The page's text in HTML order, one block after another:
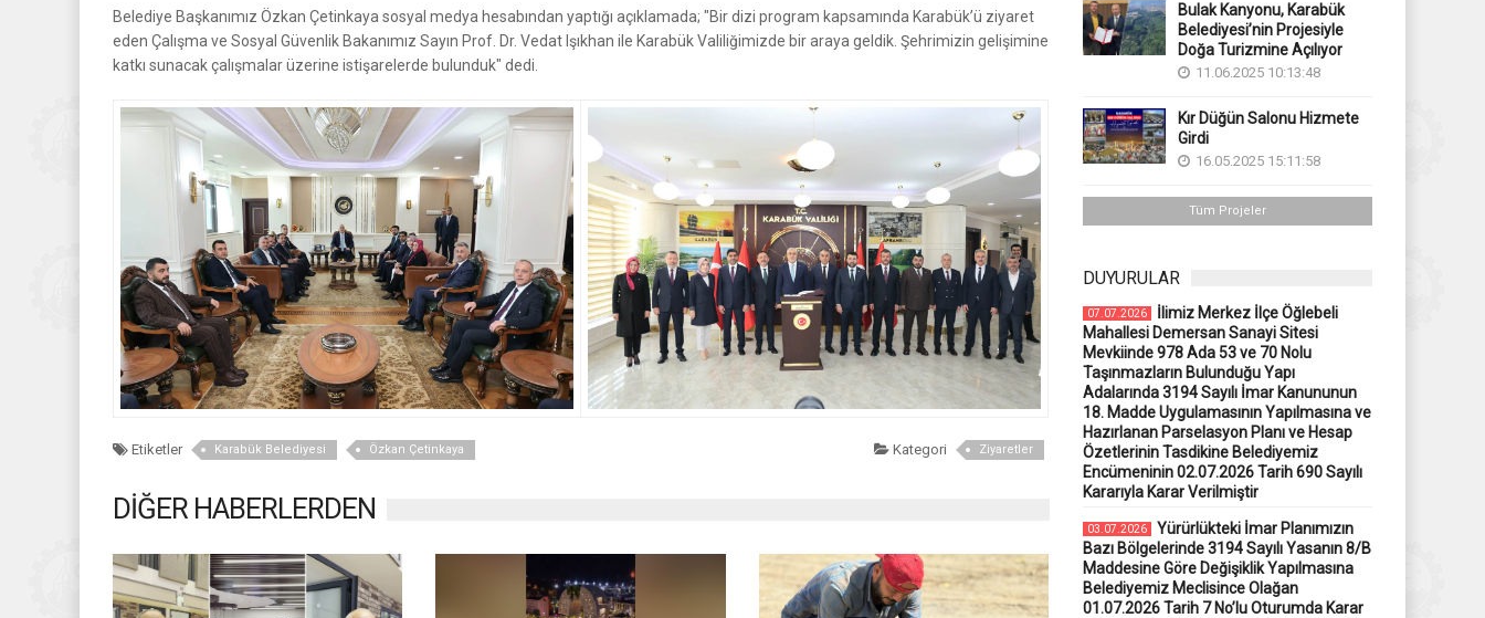
Belediye Başkanımız Özkan Çetinkaya sosyal medya hesabından yaptığı açıklamada; "Bir dizi program kapsamında Karabük’ü ziyaret
eden Çalışma ve Sosyal Güvenlik Bakanımız Sayın Prof. Dr. Vedat Işıkhan ile Karabük Valiliğimizde bir araya geldik. Şehrimizin gelişimine
katkı sunacak çalışmalar üzerine istişarelerde bulunduk" dedi.
Etiketler Karabük Belediyesi Özkan Çetinkaya Kategori Ziyaretler
DİĞER HABERLERDEN
Bulak Kanyonu, Karabük
Belediyesi’nin Projesiyle
Doğa Turizmine Açılıyor
11.06.2025 10:13:48
Kır Düğün Salonu Hizmete
Girdi
16.05.2025 15:11:58
Tüm Projeler
DUYURULAR
07.07.2026
İlimiz Merkez İlçe Öğlebeli
Mahallesi Demersan Sanayi Sitesi
Mevkiinde 978 Ada 53 ve 70 Nolu
Taşınmazların Bulunduğu Yapı
Adalarında 3194 Sayılı İmar Kanununun
18. Madde Uygulamasının Yapılmasına ve
Hazırlanan Parselasyon Planı ve Hesap
Özetlerinin Tasdikine Belediyemiz
Encümeninin 02.07.2026 Tarih 690 Sayılı
Kararıyla Karar Verilmiştir
03.07.2026
Yürürlükteki İmar Planımızın
Bazı Bölgelerinde 3194 Sayılı Yasanın 8/B
Maddesine Göre Değişiklik Yapılmasına
Belediyemiz Meclisince Olağan
01.07.2026 Tarih 7 No’lu Oturumda Karar